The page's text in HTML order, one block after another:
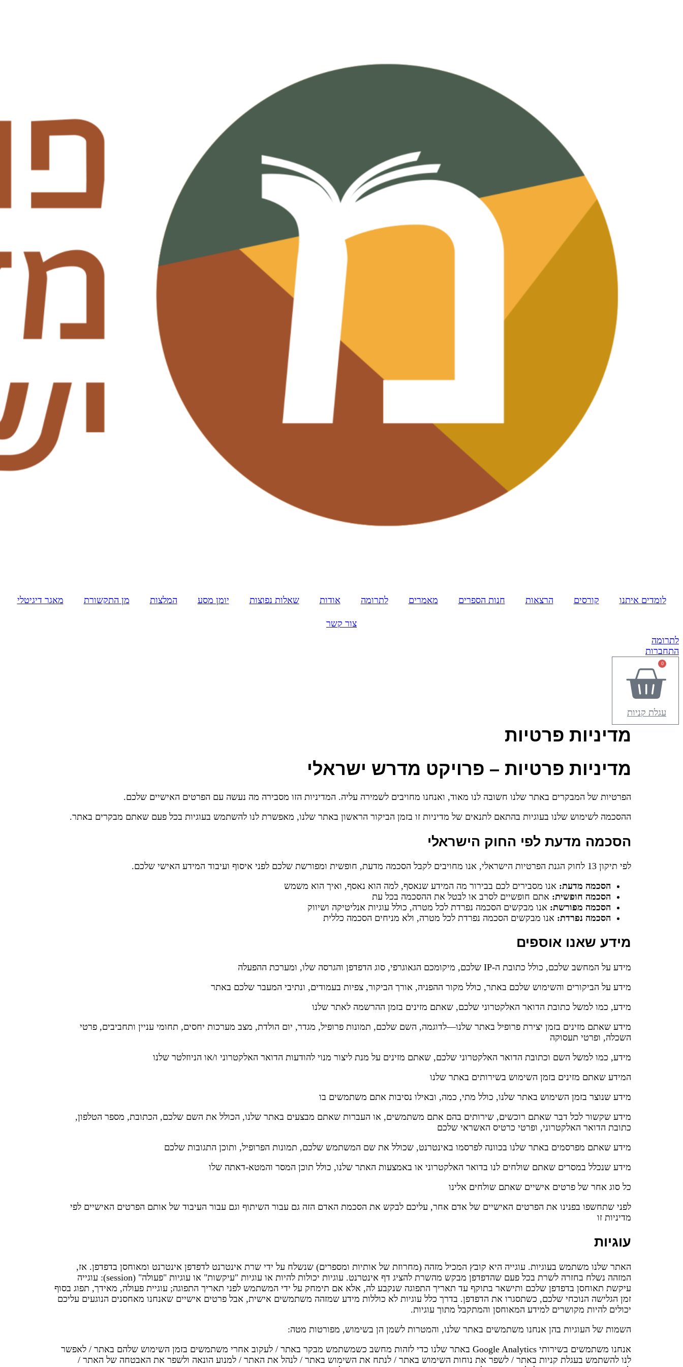
לומדים איתנו קורסים הרצאות חנות הספרים מאמרים לתרומה אודות שאלות נפוצות יומן מסע המלצות מן התקשורת מאגר דיגיטלי
צור קשר
לתרומה
התחברות
0
עגלת קניות
מדיניות פרטיות
מדיניות פרטיות – פרויקט מדרש ישראלי
הפרטיות של המבקרים באתר שלנו חשובה לנו מאוד, ואנחנו מחויבים לשמירה עליה. המדיניות הזו מסבירה מה נעשה עם הפרטים האישיים שלכם.
ההסכמה לשימוש שלנו בעוגיות בהתאם לתנאים של מדיניות זו בזמן הביקור הראשון באתר שלנו, מאפשרת לנו להשתמש בעוגיות בכל פעם שאתם מבקרים באתר.
הסכמה מדעת לפי החוק הישראלי
לפי תיקון 13 לחוק הגנת הפרטיות הישראלי, אנו מחויבים לקבל הסכמה מדעת, חופשית ומפורשת שלכם לפני איסוף ועיבוד המידע האישי שלכם.
הסכמה מדעת: אנו מסבירים לכם בבירור מה המידע שנאסף, למה הוא נאסף, ואיך הוא משמש
הסכמה חופשית: אתם חופשיים לסרב או לבטל את ההסכמה בכל עת
הסכמה מפורשת: אנו מבקשים הסכמה נפרדת לכל מטרה, כולל עוגיות אנליטיקה ושיווק
הסכמה נפרדת: אנו מבקשים הסכמה נפרדת לכל מטרה, ולא מניחים הסכמה כללית
מידע שאנו אוספים
מידע על המחשב שלכם, כולל כתובת ה-IP שלכם, מיקומכם הגאוגרפי, סוג הדפדפן והגרסה שלו, ומערכת ההפעלה
מידע על הביקורים והשימוש שלכם באתר, כולל מקור ההפניה, אורך הביקור, צפיות בעמודים, ונתיבי המעבר שלכם באתר
מידע, כמו למשל כתובת הדואר האלקטרוני שלכם, שאתם מזינים בזמן ההרשמה לאתר שלנו
מידע שאתם מזינים בזמן יצירת פרופיל באתר שלנו—לדוגמה, השם שלכם, תמונות פרופיל, מגדר, יום הולדת, מצב מערכות יחסים, תחומי עניין ותחביבים, פרטי
השכלה, ופרטי תעסוקה
מידע, כמו למשל השם וכתובת הדואר האלקטרוני שלכם, שאתם מזינים על מנת ליצור מנוי להודעות הדואר האלקטרוני ו/או הניוזלטר שלנו
המידע שאתם מזינים בזמן השימוש בשירותים באתר שלנו
מידע שנוצר בזמן השימוש באתר שלנו, כולל מתי, כמה, ובאילו נסיבות אתם משתמשים בו
מידע שקשור לכל דבר שאתם רוכשים, שירותים בהם אתם משתמשים, או העברות שאתם מבצעים באתר שלנו, הכולל את השם שלכם, הכתובת, מספר הטלפון,
כתובת הדואר האלקטרוני, ופרטי כרטיס האשראי שלכם
מידע שאתם מפרסמים באתר שלנו בכוונה לפרסמו באינטרנט, שכולל את שם המשתמש שלכם, תמונות הפרופיל, ותוכן התגובות שלכם
מידע שנכלל במסרים שאתם שולחים לנו בדואר האלקטרוני או באמצעות האתר שלנו, כולל תוכן המסר והמטא-דאתה שלו
כל סוג אחר של פרטים אישיים שאתם שולחים אלינו
לפני שתחשפו בפנינו את הפרטים האישיים של אדם אחר, עליכם לבקש את הסכמת האדם הזה גם עבור השיתוף וגם עבור העיבוד של אותם הפרטים האישיים לפי
מדיניות זו
עוגיות
האתר שלנו משתמש בעוגיות. עוגייה היא קובץ המכיל מזהה (מחרוזת של אותיות ומספרים) שנשלח על ידי שרת אינטרנט לדפדפן אינטרנט ומאוחסן בדפדפן. אז,
המזהה נשלח בחזרה לשרת בכל פעם שהדפדפן מבקש מהשרת להציג דף אינטרנט. עוגיות יכולות להיות או עוגיות "עיקשות" או עוגיות "פעולה" (session): עוגייה
עיקשת תאוחסן בדפדפן שלכם ותישאר בתוקף עד תאריך התפוגה שנקבע לה, אלא אם תימחק על ידי המשתמש לפני תאריך התפוגה; עוגיית פעולה, מאידך, תפוג בסוף
זמן הגלישה הנוכחי שלכם, כשתסגרו את הדפדפן. בדרך כלל עוגיות לא כוללות מידע שמזהה משתמשים אישית, אבל פרטים אישיים שאנחנו מאחסנים הנוגעים עליכם
יכולים להיות מקושרים למידע המאוחסן והמתקבל מתוך עוגיות.
השמות של העוגיות בהן אנחנו משתמשים באתר שלנו, והמטרות לשמן הן בשימוש, מפורטות מטה:
אנחנו משתמשים בשירותי Google Analytics באתר שלנו כדי לזהות מחשב כשמשתמש מבקר באתר / לעקוב אחרי משתמשים בזמן השימוש שלהם באתר / לאפשר
לנו להשתמש בעגלת קניות באתר / לשפר את נוחות השימוש באתר / לנתח את השימוש באתר / לנהל את האתר / למנוע הונאה ולשפר את האבטחה של האתר /